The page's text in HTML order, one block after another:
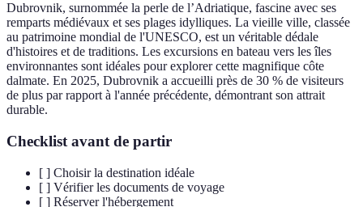
Dubrovnik, surnommée la perle de l’Adriatique, fascine avec ses
remparts médiévaux et ses plages idylliques. La vieille ville, classée
au patrimoine mondial de l'UNESCO, est un véritable dédale
d'histoires et de traditions. Les excursions en bateau vers les îles
environnantes sont idéales pour explorer cette magnifique côte
dalmate. En 2025, Dubrovnik a accueilli près de 30 % de visiteurs
de plus par rapport à l'année précédente, démontrant son attrait
durable.
Checklist avant de partir
[ ] Choisir la destination idéale
[ ] Vérifier les documents de voyage
[ ] Réserver l'hébergement